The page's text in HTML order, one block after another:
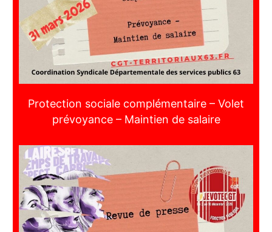
Protection sociale complémentaire – Volet
prévoyance – Maintien de salaire